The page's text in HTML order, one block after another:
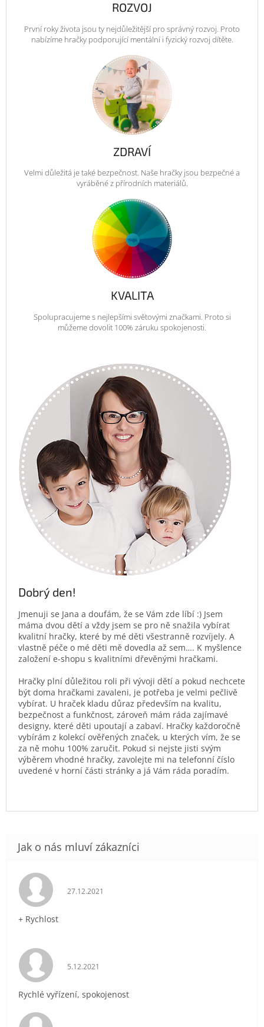
ROZVOJ
První roky života jsou ty nejdůležitější pro správný rozvoj. Proto
nabízíme hračky podporující mentální i fyzický rozvoj dítěte.
ZDRAVÍ
Velmi důležitá je také bezpečnost. Naše hračky jsou bezpečné a
vyráběné z přírodních materiálů.
KVALITA
Spolupracujeme s nejlepšími světovými značkami. Proto si
můžeme dovolit 100% záruku spokojenosti.
Dobrý den!
Jmenuji se Jana a doufám, že se Vám zde líbí :) Jsem
máma dvou dětí a vždy jsem se pro ně snažila vybírat
kvalitní hračky, které by mé děti všestranně rozvíjely. A
vlastně péče o mé děti mě dovedla až sem…. K myšlence
založení e-shopu s kvalitními dřevěnými hračkami.
Hračky plní důležitou roli při vývoji dětí a pokud nechcete
být doma hračkami zavaleni, je potřeba je velmi pečlivě
vybírat. U hraček kladu důraz především na kvalitu,
bezpečnost a funkčnost, zároveň mám ráda zajímavé
designy, které děti upoutají a zabaví. Hračky každoročně
vybírám z kolekcí ověřených značek, u kterých vím, že se
za ně mohu 100% zaručit. Pokud si nejste jisti svým
výběrem vhodné hračky, zavolejte mi na telefonní číslo
uvedené v horní části stránky a já Vám ráda poradím.
Hodnocení obchodu je 5 z 5 hvězdiček.
27.12.2021
+ Rychlost
Hodnocení obchodu je 5 z 5 hvězdiček.
5.12.2021
Rychlé vyřízení, spokojenost